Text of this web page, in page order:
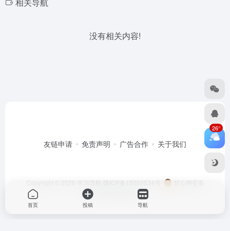
没有相关内容!
友链申请 免责声明 广告合作 关于我们
Copyright © 2026 学习导航 陇ICP备15002534号
甘公网安备
62070202000635号
26°
首页 投稿 导航